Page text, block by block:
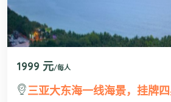
1999 元/每人
三亚大东海一线海景，挂牌